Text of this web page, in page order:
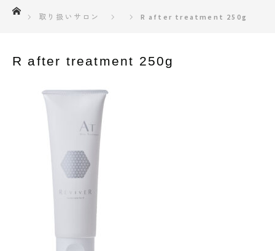
ホーム
取り扱いサロン
R after treatment 250g
R after treatment 250g